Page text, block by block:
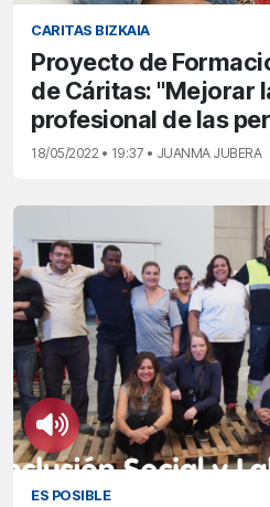
CARITAS BIZKAIA
Proyecto de
de Cáritas: "Mejorar
profesional de las
18/05/2022 • 19:37 • JUANMA JUBERA
ES POSIBLE